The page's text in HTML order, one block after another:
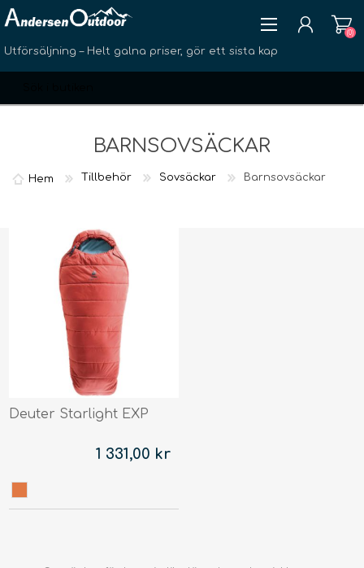
Utförsäljning – Helt galna priser, gör ett sista kap
ÖNSKELISTA (0)
(0)
BARNSOVSÄCKAR
Hem Tillbehör Sovsäckar Barnsovsäckar
Deuter Starlight EXP
1 331,00 kr